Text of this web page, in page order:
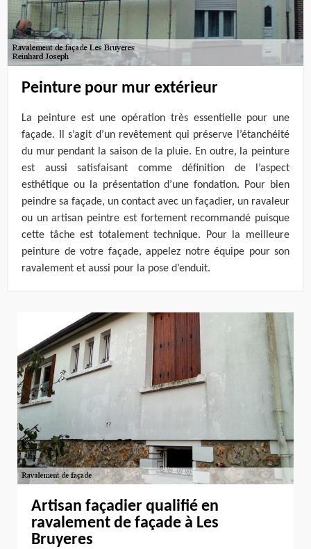
Peinture pour mur extérieur
La peinture est une opération très essentielle pour une
façade. Il s’agit d’un revêtement qui préserve l’étanchéité
du mur pendant la saison de la pluie. En outre, la peinture
est aussi satisfaisant comme définition de l’aspect
esthétique ou la présentation d’une fondation. Pour bien
peindre sa façade, un contact avec un façadier, un ravaleur
ou un artisan peintre est fortement recommandé puisque
cette tâche est totalement technique. Pour la meilleure
peinture de votre façade, appelez notre équipe pour son
ravalement et aussi pour la pose d’enduit.
Artisan façadier qualifié en
ravalement de façade à Les
Bruyeres